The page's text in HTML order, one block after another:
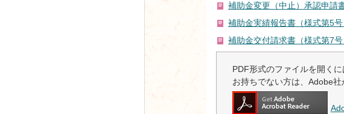
補助金変更（中止）承認申請
補助金実績報告書（様式第5号
補助金交付請求書（様式第7号
PDF形式のファイルを開く
お持ちでない方は、Adobe社